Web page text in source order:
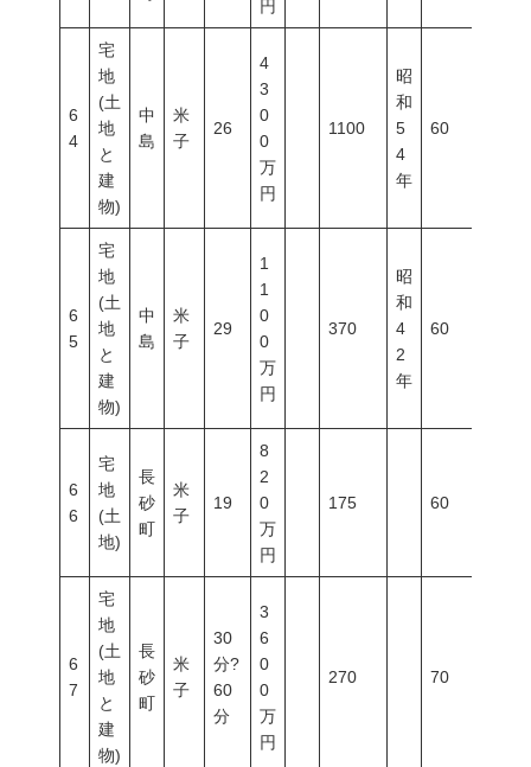
円
6
4
宅
地
(土
地
と
建
物)
中
島
米
子
26
4
3
0
0
万
円
1100
昭
和
5
4
年
60
6
5
宅
地
(土
地
と
建
物)
中
島
米
子
29
1
1
0
0
万
円
370
昭
和
4
2
年
60
6
6
宅
地
(土
地)
長
砂
町
米
子
19
8
2
0
万
円
175 60
6
7
宅
地
(土
地
と
建
物)
長
砂
町
米
子
30
分?
60
分
3
6
0
0
万
円
270 70